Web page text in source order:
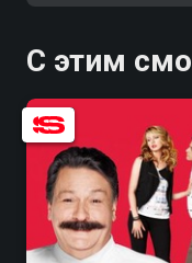
С этим